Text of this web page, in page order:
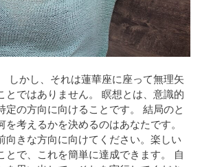
しかし、それは蓮華座に座って無理矢
とではありません。 瞑想とは、意識的
定の方向に向けることです。 結局のと
を考えるかを決めるのはあなたです。
向きな方向に向けてください。楽しい
とで、これを簡単に達成できます。 自